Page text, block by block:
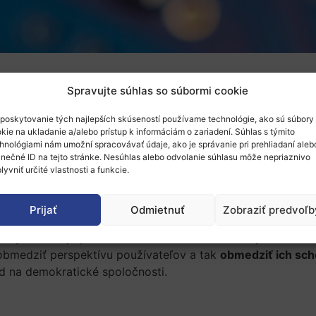
Spravujte súhlas so súbormi cookie
tých najlepších skúseností používame technológie, ako sú súbory
na ukladanie a/alebo prístup k informáciám o zariadení. Súhlas s týmito
nám umožní spracovávať údaje, ako je správanie pri prehliadaní
ID na tejto stránke. Nesúhlas alebo odvolanie súhlasu môže nepriaznivo
určité vlastnosti a funkcie.
Prijať Odmietnuť Zobraziť
(Joint Research Centre, JRC)nedávno zverejnilo štúdiu
on political behaviour and decision-making“.
na politické správanie ich používateľov
. Podľa
výrazne vplývajú na naše politické názory a správanie.
sociálne médiá každý deň alebo takmer každý
vnímajú politiku. Prostredníctvom sociálnych médií
perspektívu používateľov a tak obmedziť ich
na demokratické spoločnosti.